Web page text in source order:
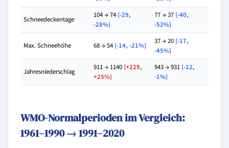
Schneedeckentage 104 → 74 (-29,
-28%)
77 → 37 (-40,
-52%)
Max. Schneehöhe 68 → 54 (-14, -21%) 37 → 20 (-17,
-45%)
Jahresniederschlag 911 → 1140 (+229,
+25%)
943 → 931 (-12,
-1%)
WMO-Normalperioden im Vergleich:
1961–1990 → 1991–2020